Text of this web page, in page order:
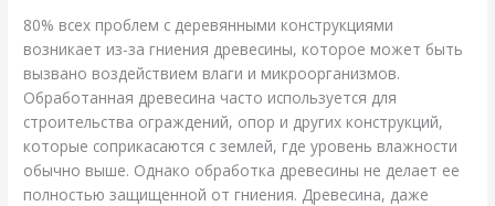
80% всех проблем с деревянными конструкциями
возникает из-за гниения древесины, которое может быть
вызвано воздействием влаги и микроорганизмов.
Обработанная древесина часто используется для
строительства ограждений, опор и других конструкций,
которые соприкасаются с землей, где уровень влажности
обычно выше. Однако обработка древесины не делает ее
полностью защищенной от гниения. Древесина, даже